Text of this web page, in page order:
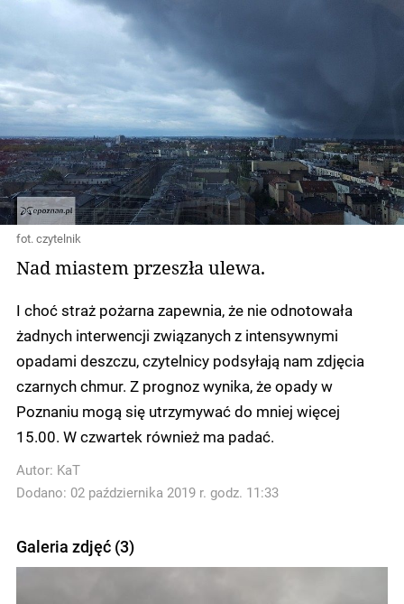
fot. czytelnik
Nad miastem przeszła ulewa.
I choć straż pożarna zapewnia, że nie odnotowała
żadnych interwencji związanych z intensywnymi
opadami deszczu, czytelnicy podsyłają nam zdjęcia
czarnych chmur. Z prognoz wynika, że opady w
Poznaniu mogą się utrzymywać do mniej więcej
15.00. W czwartek również ma padać.
Autor: KaT
Dodano: 02 października 2019 r. godz. 11:33
Galeria zdjęć (3)